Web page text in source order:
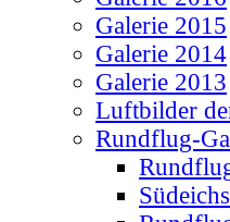
Galerie 2015
Galerie 2014
Galerie 2013
Luftbilder
Rundflug-